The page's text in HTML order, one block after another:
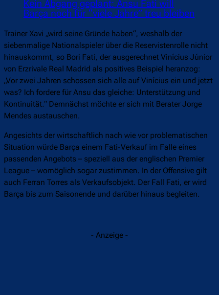
Kein Abgang geplant: Ansu Fati will
Barça noch für “viele Jahre” treu bleiben
Trainer Xavi „wird seine Gründe haben“, weshalb der
siebenmalige Nationalspieler über die Reservistenrolle nicht
hinauskommt, so Bori Fati, der ausgerechnet Vinícius Júnior
von Erzrivale Real Madrid als positives Beispiel heranzog:
„Vor zwei Jahren schossen sich alle auf Vinícius ein und jetzt
was? Ich fordere für Ansu das gleiche: Unterstützung und
Kontinuität.“ Demnächst möchte er sich mit Berater Jorge
Mendes austauschen.
Angesichts der wirtschaftlich nach wie vor problematischen
Situation würde Barça einem Fati-Verkauf im Falle eines
passenden Angebots – speziell aus der englischen Premier
League – womöglich sogar zustimmen. In der Offensive gilt
auch Ferran Torres als Verkaufsobjekt. Der Fall Fati, er wird
Barça bis zum Saisonende und darüber hinaus begleiten.
- Anzeige -